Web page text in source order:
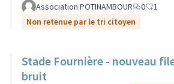
Association POTINAMBOUR 0
1
Non retenue par le tri citoyen
Stade Fournière - nouveau
bruit